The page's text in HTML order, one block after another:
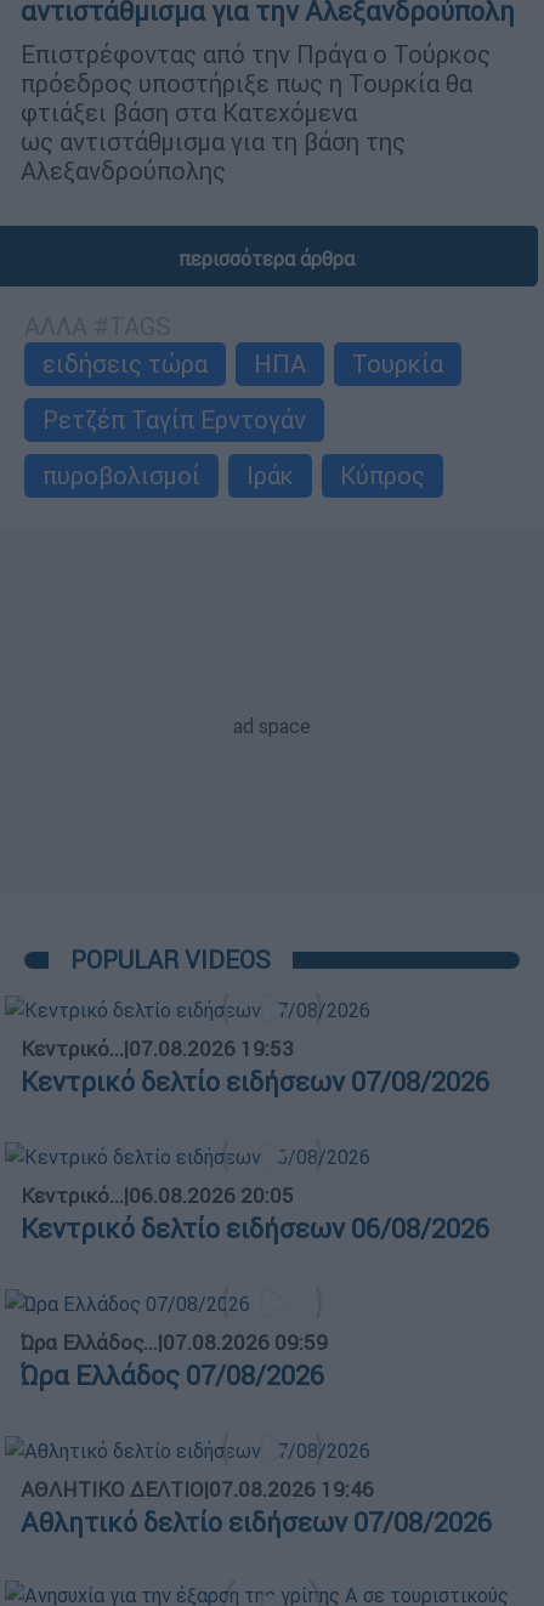
αντιστάθμισμα για την Αλεξανδρούπολη
Επιστρέφοντας από την Πράγα ο Τούρκος
πρόεδρος υποστήριξε πως η Τουρκία θα
φτιάξει βάση στα Κατεχόμενα
ως αντιστάθμισμα για τη βάση της
Αλεξανδρούπολης
περισσότερα άρθρα
ειδήσεις τώρα
ΗΠΑ
Τουρκία
Ρετζέπ Ταγίπ Ερντογάν
πυροβολισμοί
Ιράκ Κύπρος
POPULAR VIDEOS
Κεντρικό...|07.08.2026 19:53
Κεντρικό δελτίο ειδήσεων 07/08/2026
Κεντρικό...|06.08.2026 20:05
Κεντρικό δελτίο ειδήσεων 06/08/2026
Ώρα Ελλάδος...|07.08.2026 09:59
Ώρα Ελλάδος 07/08/2026
ΑΘΛΗΤΙΚΟ ΔΕΛΤΙΟ|07.08.2026 19:46
Αθλητικό δελτίο ειδήσεων 07/08/2026